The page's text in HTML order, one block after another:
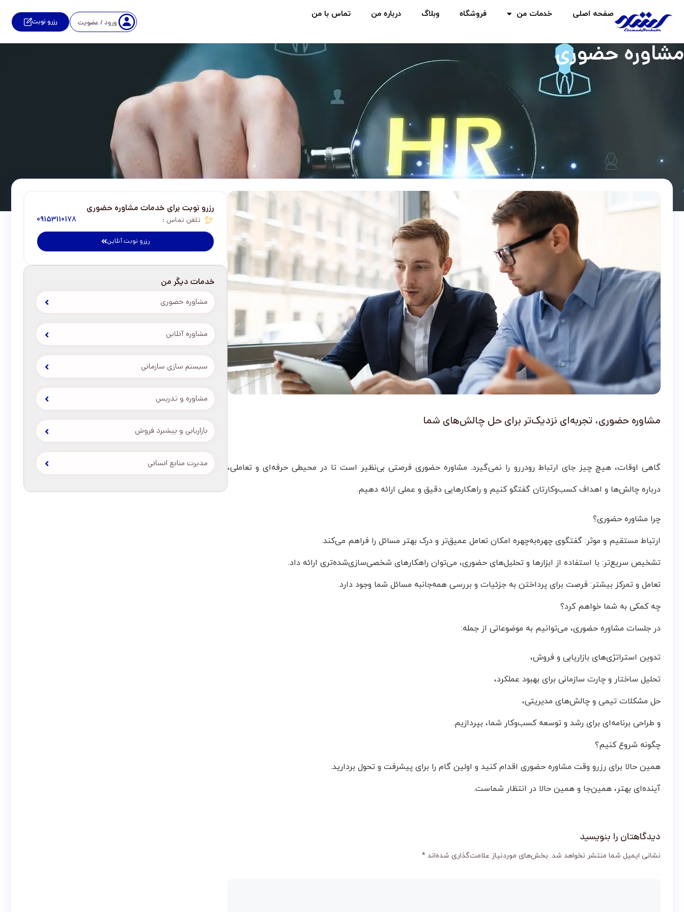
صفحه اصلی خدمات من فروشگاه وبلاگ درباره من تماس با من
ورود / عضویت رزرو نوبت
مشاوره حضوری
مشاوره حضوری، تجربه‌ای نزدیک‌تر برای حل چالش‌های شما
گاهی اوقات، هیچ چیز جای ارتباط رو‌در‌رو را نمی‌گیرد. مشاوره حضوری فرصتی بی‌نظیر است تا در محیطی حرفه‌ای و تعاملی،
درباره چالش‌ها و اهداف کسب‌وکارتان گفتگو کنیم و راهکارهایی دقیق و عملی ارائه دهیم.
چرا مشاوره حضوری؟
ارتباط مستقیم و موثر: گفتگوی چهره‌به‌چهره امکان تعامل عمیق‌تر و درک بهتر مسائل را فراهم می‌کند.
تشخیص سریع‌تر: با استفاده از ابزارها و تحلیل‌های حضوری، می‌توان راهکارهای شخصی‌سازی‌شده‌تری ارائه داد.
تعامل و تمرکز بیشتر: فرصت برای پرداختن به جزئیات و بررسی همه‌جانبه مسائل شما وجود دارد.
چه کمکی به شما خواهم کرد؟
در جلسات مشاوره حضوری، می‌توانیم به موضوعاتی از جمله:
تدوین استراتژی‌های بازاریابی و فروش،
تحلیل ساختار و چارت سازمانی برای بهبود عملکرد،
حل مشکلات تیمی و چالش‌های مدیریتی،
و طراحی برنامه‌ای برای رشد و توسعه کسب‌وکار شما، بپردازیم.
چگونه شروع کنیم؟
همین حالا برای رزرو وقت مشاوره حضوری اقدام کنید و اولین گام را برای پیشرفت و تحول بردارید.
آینده‌ای بهتر، همین‌جا و همین حالا در انتظار شماست.
دیدگاهتان را بنویسید
نشانی ایمیل شما منتشر نخواهد شد. بخش‌های موردنیاز علامت‌گذاری شده‌اند *
رزرو نوبت برای خدمات مشاوره حضوری
تلفن تماس : 09153110178
رزرو نوبت آنلاین
خدمات دیگر من
مشاوره حضوری
مشاوره آنلاین
سیستم سازی سازمانی
مشاوره و تدریس
بازاریابی و پیشبرد فروش
مدیرت منابع انسانی